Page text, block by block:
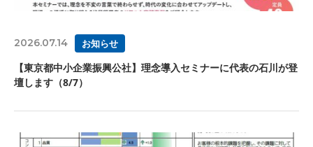
2026.07.14 お知らせ
【東京都中小企業振興公社】理念導入セミナーに代表の石川が登
壇します（8/7）